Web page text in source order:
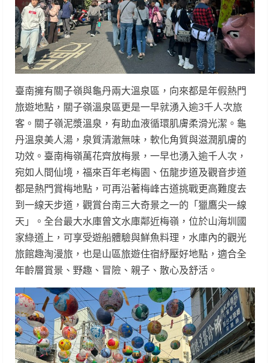
臺南擁有關子嶺與龜丹兩大溫泉區，向來都是年假熱門
旅遊地點，關子嶺溫泉區更是一早就湧入逾3千人次旅
客。關子嶺泥漿溫泉，有助血液循環肌膚柔滑光潔。龜
丹溫泉美人湯，泉質清澈無味，軟化角質與滋潤肌膚的
功效。臺南梅嶺萬花齊放梅景，一早也湧入逾千人次，
宛如人間仙境，福來百年老梅園、伍龍步道及觀音步道
都是熱門賞梅地點，可再沿著梅峰古道挑戰更高難度去
到一線天步道，觀賞台南三大奇景之一的「獵鷹尖一線
天」。全台最大水庫曾文水庫鄰近梅嶺，位於山海圳國
家綠道上，可享受遊船體驗與鮮魚料理，水庫內的觀光
旅館趣淘漫旅，也是山區旅遊住宿紓壓好地點，適合全
年齡層賞景、野趣、冒險、親子、散心及舒活。